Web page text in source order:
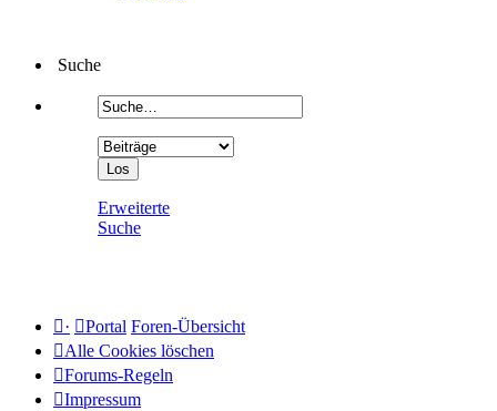
Suche
Erweiterte
Suche
· Portal Foren-Übersicht
Alle Cookies löschen
Forums-Regeln
Impressum